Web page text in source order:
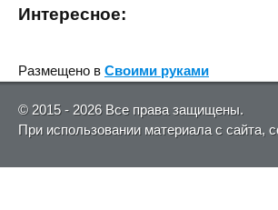
Интересное:
Размещено в Своими руками
© 2015 - 2026 Все права защищены.
При использовании материала с сайта,